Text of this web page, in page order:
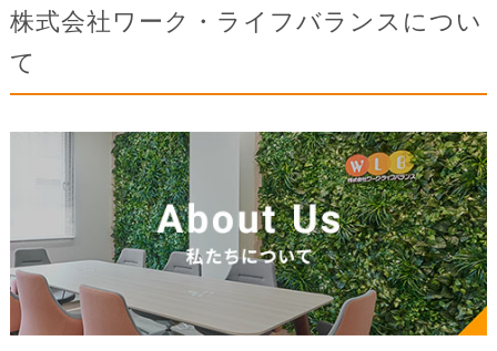
株式会社ワーク・ライフバランスについ
て